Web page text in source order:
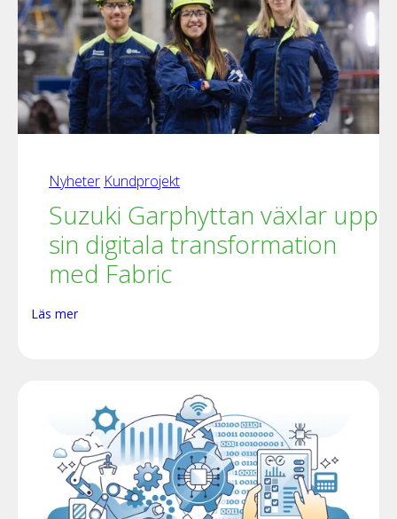
Nyheter Kundprojekt
Suzuki Garphyttan växlar upp
sin digitala transformation
med Fabric
Läs mer